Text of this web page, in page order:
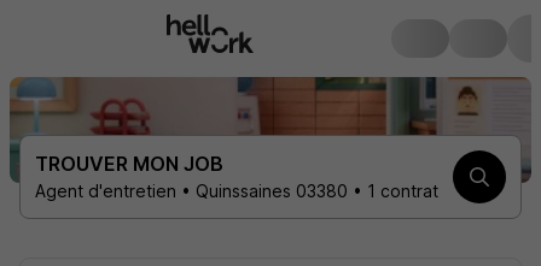
TROUVER MON JOB
Agent d'entretien • Quinssaines 03380 • 1 contrat